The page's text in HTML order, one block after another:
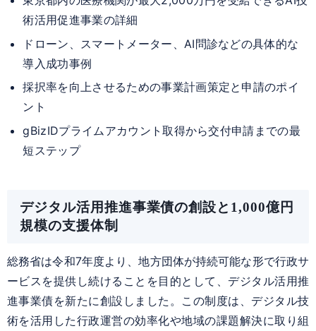
術活用促進事業の詳細
ドローン、スマートメーター、AI問診などの具体的な
導入成功事例
採択率を向上させるための事業計画策定と申請のポイ
ント
gBizIDプライムアカウント取得から交付申請までの最
短ステップ
デジタル活用推進事業債の創設と1,000億円
規模の支援体制
総務省は令和7年度より、地方団体が持続可能な形で行政サ
ービスを提供し続けることを目的として、デジタル活用推
進事業債を新たに創設しました。この制度は、デジタル技
術を活用した行政運営の効率化や地域の課題解決に取り組